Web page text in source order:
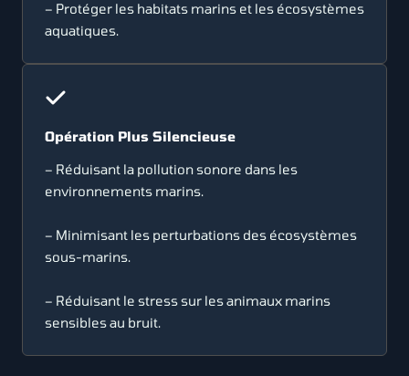
– Protéger les habitats marins et les écosystèmes
aquatiques.
Opération Plus Silencieuse
– Réduisant la pollution sonore dans les
environnements marins.
– Minimisant les perturbations des écosystèmes
sous-marins.
– Réduisant le stress sur les animaux marins
sensibles au bruit.